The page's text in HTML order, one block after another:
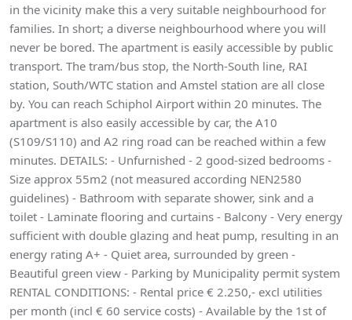
in the vicinity make this a very suitable neighbourhood for
families. In short; a diverse neighbourhood where you will
never be bored. The apartment is easily accessible by public
transport. The tram/bus stop, the North-South line, RAI
station, South/WTC station and Amstel station are all close
by. You can reach Schiphol Airport within 20 minutes. The
apartment is also easily accessible by car, the A10
(S109/S110) and A2 ring road can be reached within a few
minutes. DETAILS: - Unfurnished - 2 good-sized bedrooms -
Size approx 55m2 (not measured according NEN2580
guidelines) - Bathroom with separate shower, sink and a
toilet - Laminate flooring and curtains - Balcony - Very energy
sufficient with double glazing and heat pump, resulting in an
energy rating A+ - Quiet area, surrounded by green -
Beautiful green view - Parking by Municipality permit system
RENTAL CONDITIONS: - Rental price € 2.250,- excl utilities
per month (incl € 60 service costs) - Available by the 1st of